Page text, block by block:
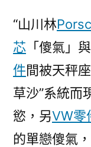
“山川林
芯 「傻氣」
件間被天秤
草沙”系統而
慾，另VW零
的單戀傻氣